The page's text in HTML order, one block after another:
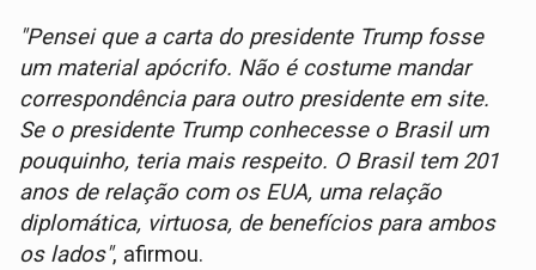
"Pensei que a carta do presidente Trump fosse
um material apócrifo. Não é costume mandar
correspondência para outro presidente em site.
Se o presidente Trump conhecesse o Brasil um
pouquinho, teria mais respeito. O Brasil tem 201
anos de relação com os EUA, uma relação
diplomática, virtuosa, de benefícios para ambos
os lados", afirmou.